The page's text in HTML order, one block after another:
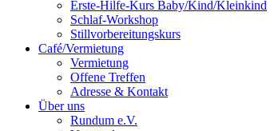
Erste-Hilfe-Kurs Baby/Kind/Kleinkind
Schlaf-Workshop
Stillvorbereitungskurs
Café/Vermietung
Vermietung
Offene Treffen
Adresse & Kontakt
Über uns
Rundum e.V.